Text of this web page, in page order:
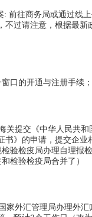
: 前往商务局或通过线
不过请注意，根据最新
口的开通与注册手续
关提交《中华人民共和
书》的申请，提交企业
验检疫局办理自理报
检验检疫局合并了）
家外汇管理局办理外